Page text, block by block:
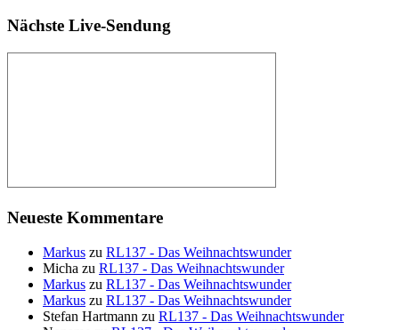
Nächste Live-Sendung
Neueste Kommentare
Markus zu RL137 - Das Weihnachtswunder
Micha zu RL137 - Das Weihnachtswunder
Markus zu RL137 - Das Weihnachtswunder
Markus zu RL137 - Das Weihnachtswunder
Stefan Hartmann zu RL137 - Das Weihnachtswunder